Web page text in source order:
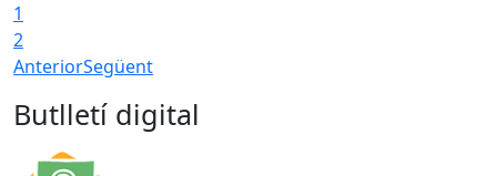
1
2
AnteriorSegüent
Butlletí digital